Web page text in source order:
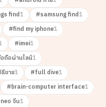
find1 #samsung find1
#find my iphone1
#imei1
ถือผ่านไลน์1
ธีขาย1 #full dive1
#brain-computer interface1
neo จีน1